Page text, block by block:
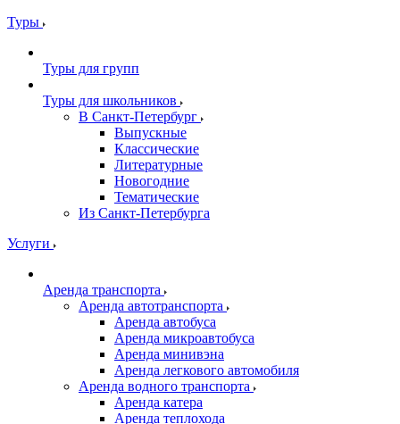
Туры
Туры для групп
Туры для школьников
В Санкт-Петербург
Выпускные
Классические
Литературные
Новогодние
Тематические
Из Санкт-Петербурга
Услуги
Аренда транспорта
Аренда автотранспорта
Аренда автобуса
Аренда микроавтобуса
Аренда минивэна
Аренда легкового автомобиля
Аренда водного транспорта
Аренда катера
Аренда теплохода